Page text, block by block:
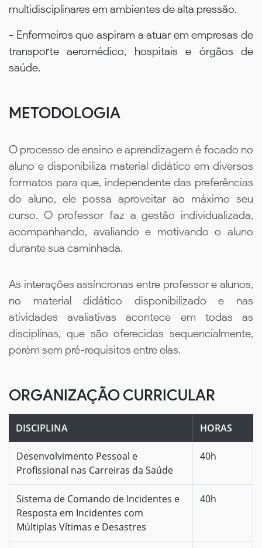
multidisciplinares em ambientes de alta pressão.
- Enfermeiros que aspiram a atuar em empresas de
transporte aeromédico, hospitais e órgãos de
saúde.
METODOLOGIA
O processo de ensino e aprendizagem é focado no
aluno e disponibiliza material didático em diversos
formatos para que, independente das preferências
do aluno, ele possa aproveitar ao máximo seu
curso. O professor faz a gestão individualizada,
acompanhando, avaliando e motivando o aluno
durante sua caminhada.
As interações assíncronas entre professor e alunos,
no material didático disponibilizado e nas
atividades avaliativas acontece em todas as
disciplinas, que são oferecidas sequencialmente,
porém sem pré-requisitos entre elas.
ORGANIZAÇÃO CURRICULAR
DISCIPLINA HORAS
Desenvolvimento Pessoal e
Profissional nas Carreiras da Saúde
40h
Sistema de Comando de Incidentes e
Resposta em Incidentes com
Múltiplas Vítimas e Desastres
40h